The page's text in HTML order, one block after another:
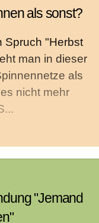
als sonst?
Spruch "Herbst
man in dieser
als
nicht mehr
"Jemand